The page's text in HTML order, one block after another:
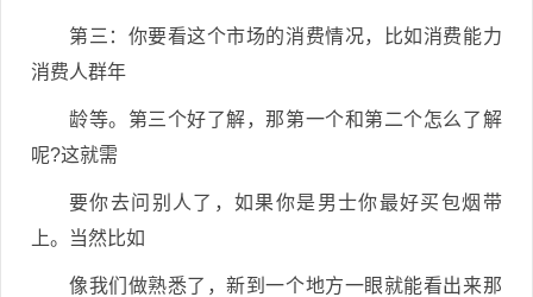
第三：你要看这个市场的消费情况，比如消费能力
消费人群年
龄等。第三个好了解，那第一个和第二个怎么了解
呢?这就需
要你去问别人了，如果你是男士你最好买包烟带
上。当然比如
像我们做熟悉了，新到一个地方一眼就能看出来那